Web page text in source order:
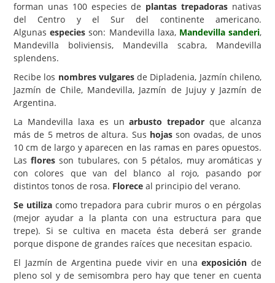
Animales
Hongos
Carencias
Fotos
Flores y Plantas
Árboles y Palmeras
Arbustos y Trepadoras
Cactus y Suculentas
forman unas 100 especies de plantas trepadoras nativas
del Centro y el Sur del continente americano.
Algunasespecies son: Mandevilla laxa, Mandevilla sanderi,
Mandevilla boliviensis, Mandevilla scabra, Mandevilla
splendens.
Recibe los nombres vulgaresde Dipladenia, Jazmín chileno,
Jazmín de Chile, Mandevilla, Jazmín de Jujuy y Jazmín de
Argentina.
La Mandevilla laxa es unarbusto trepador que alcanza
más de 5 metros de altura. Sus hojasson ovadas, de unos
10 cm de largo y aparecen en las ramas en pares opuestos.
Lasflores son tubulares, con 5 pétalos, muy aromáticas y
con colores que van del blanco al rojo, pasando por
distintos tonos de rosa. Florece al principio del verano.
Se utiliza como trepadora para cubrir muros o en pérgolas
(mejor ayudar a la planta con una estructura para que
trepe). Si se cultiva en maceta ésta deberá ser grande
porque dispone de grandes raíces que necesitan espacio.
El Jazmín de Argentina puede vivir en unaexposición de
pleno sol y de semisombra pero hay que tener en cuenta